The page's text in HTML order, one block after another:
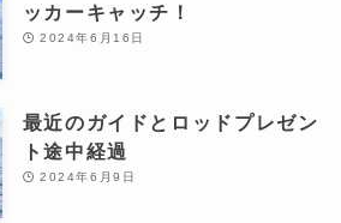
ッカーキャッチ！
2024年6月16日
最近のガイドとロッドプレゼン
ト途中経過
2024年6月9日